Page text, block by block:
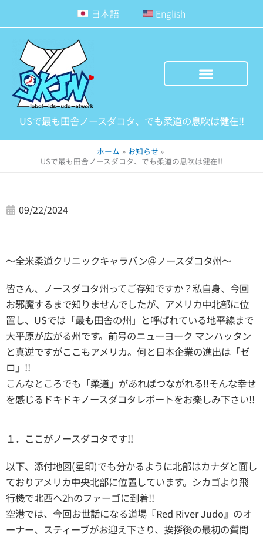
日本語 English
USで最も田舎ノースダコタ、でも柔道の息吹は健在!!
ホーム
お知らせ
USで最も田舎ノースダコタ、でも柔道の息吹は健在!!
09/22/2024
〜全米柔道クリニックキャラバン＠ノースダコタ州〜
皆さん、ノースダコタ州ってご存知ですか？私自身、今回
お邪魔するまで知りませんでしたが、アメリカ中北部に位
置し、USでは「最も田舎の州」と呼ばれている地平線まで
大平原が広がる州です。前号のニューヨーク マンハッタン
と真逆ですがここもアメリカ。何と日本企業の進出は「ゼ
ロ」!!
こんなところでも「柔道」があればつながれる!!そんな幸せ
を感じるドキドキノースダコタレポートをお楽しみ下さい!!
１．ここがノースダコタです!!
以下、添付地図(星印)でも分かるように北部はカナダと面し
ておりアメリカ中央北部に位置しています。シカゴより飛
行機で北西へ2hのファーゴに到着!!
空港では、今回お世話になる道場『Red River Judo』のオ
ーナー、スティーブがお迎え下さり、挨拶後の最初の質問